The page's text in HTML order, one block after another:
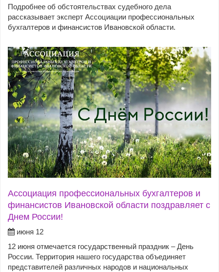
Подробнее об обстоятельствах судебного дела
рассказывает эксперт Ассоциации профессиональных
бухгалтеров и финансистов Ивановской области.
Ассоциация профессиональных бухгалтеров и
финансистов Ивановской области поздравляет с
Днем России!
июня 12
12 июня отмечается государственный праздник – День
России. Территория нашего государства объединяет
представителей различных народов и национальных